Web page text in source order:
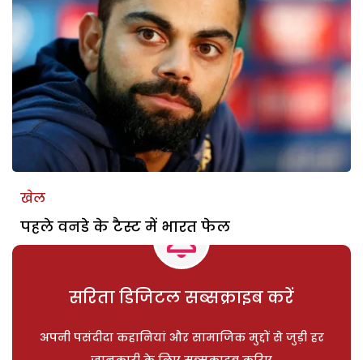
खेल
पहले वनडे के टैस्ट में भारत फेल
सरिता डिजिटल सब्सक्राइब करें
अपनी पसंदीदा कहानियां और सामाजिक मुद्दों से जुड़ी हर